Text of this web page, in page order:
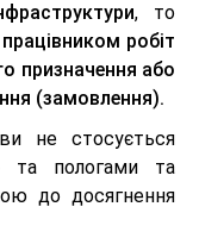
, то
робіт
призначення або
(замовлення).
не стосується
та пологами та
до досягнення